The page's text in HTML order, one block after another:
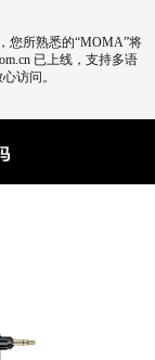
您所熟悉的“MOMA”将
已上线，支持多语
访问。